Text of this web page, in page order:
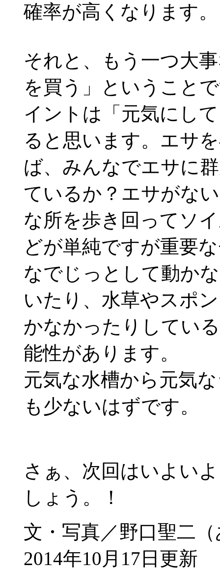
確率が高くなります。
それと、もう一つ大
を買う」ということ
イントは「元気にし
ると思います。エサ
ば、みんなでエサに
ているか？エサがな
な所を歩き回ってソ
どが単純ですが重要
なでじっとして動か
いたり、水草やスポ
かなかったりしてい
能性があります。
元気な水槽から元気
も少ないはずです。
さぁ、次回はいよい
しょう。！
文・写真／野口聖二
2014年10月17日更新